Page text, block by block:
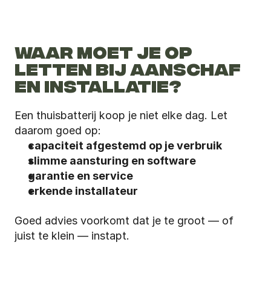
WAAR MOET JE OP
LETTEN BIJ AANSCHAF
EN INSTALLATIE?
Een thuisbatterij koop je niet elke dag. Let
daarom goed op:
capaciteit afgestemd op je verbruik
slimme aansturing en software
garantie en service
erkende installateur
Goed advies voorkomt dat je te groot — of
juist te klein — instapt.